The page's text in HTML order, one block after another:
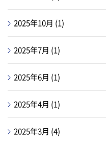
2025年10月 (1)
2025年7月 (1)
2025年6月 (1)
2025年4月 (1)
2025年3月 (4)